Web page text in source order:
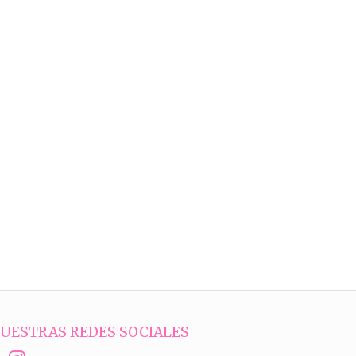
REDES SOCIALES